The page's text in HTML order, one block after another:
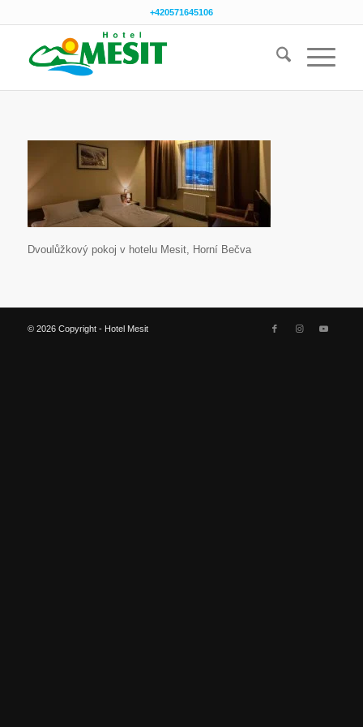
+420571645106
Dvoulůžkový pokoj v hotelu Mesit, Horní Bečva
© 2026 Copyright - Hotel Mesit